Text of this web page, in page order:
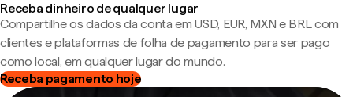
Receba dinheiro de qualquer lugar
Compartilhe os dados da conta em USD, EUR, MXN e BRL com
clientes e plataformas de folha de pagamento para ser pago
como local, em qualquer lugar do mundo.
Receba pagamento hoje